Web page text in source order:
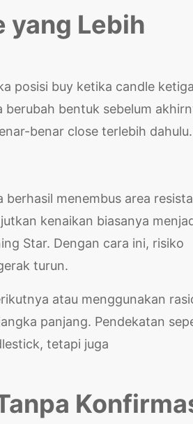
yang Lebih
posisi buy ketika candle ketiga
berubah bentuk sebelum
benar close terlebih dahulu.
menembus area
kenaikan biasanya
Star. Dengan cara ini, risiko
turun.
atau menggunakan
panjang. Pendekatan
tetapi juga